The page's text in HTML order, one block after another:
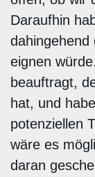
Daraufhin
dahingehend
eignen
beauftragt,
hat, und
potenziellen
wäre es
daran